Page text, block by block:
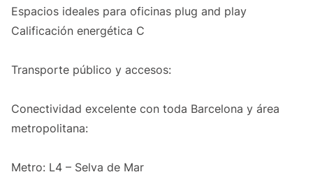
Espacios ideales para oficinas plug and play
Calificación energética C
Transporte público y accesos:
Conectividad excelente con toda Barcelona y área
metropolitana:
Metro: L4 – Selva de Mar